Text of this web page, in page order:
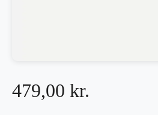
479,00 kr.